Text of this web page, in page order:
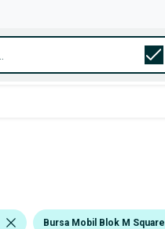
Bursa Mobil Blok M Square